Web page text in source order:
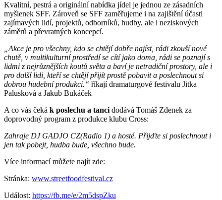
Kvalitní, pestrá a originální nabídka jídel je jednou ze zásadních
myšlenek SFF. Zároveň se SFF zaměřujeme i na zajištění účasti
zajímavých lidí, projektů, odborníků, hudby, ale i neziskových
záměrů a převratných koncepcí.
„Akce je pro všechny, kdo se chtějí dobře najíst, rádi zkouší nové
chutě, v multikulturní prostředí se cítí jako doma, rádi se poznají s
lidmi z nejrůznějších koutů světa a baví je netradiční prostory, ale i
pro další lidi, kteříse chtějí přijít prostě pobavit a poslechnout si
dobrou hudební produkci.“ říkají dramaturgové festivalu Jitka
Palusková a Jakub Bukáček
A co vás čeká k poslechu a tanci dodává Tomáš Zdenek za
doprovodný program z produkce klubu Cross:
Zahraje DJ GADJO CZ(Radio 1) a hosté. Přijďte si poslechnout i
jen tak pobejt, hudba bude, všechno bude.
Více informací můžete najít zde:
Stránka: www.streetfoodfestival.cz
Událost: https://fb.me/e/2m5dspZku